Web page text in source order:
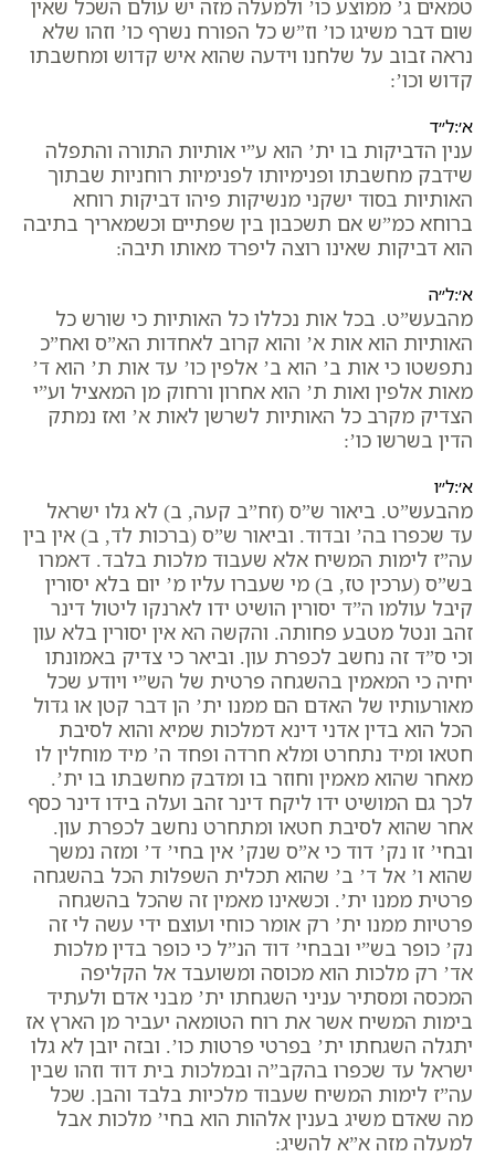
טמאים ג’ ממוצע כו’ ולמעלה מזה יש עולם השכל שאין
שום דבר משיגו כו’ וז”ש כל הפורח נשרף כו’ וזהו שלא
נראה זבוב על שלחנו וידעה שהוא איש קדוש ומחשבתו
קדוש וכו’:
א׳:ל״ד
ענין הדביקות בו ית’ הוא ע”י אותיות התורה והתפלה
שידבק מחשבתו ופנימיותו לפנימיות רוחניות שבתוך
האותיות בסוד ישקני מנשיקות פיהו דביקות רוחא
ברוחא כמ”ש אם תשכבון בין שפתיים וכשמאריך בתיבה
הוא דביקות שאינו רוצה ליפרד מאותו תיבה:
א׳:ל״ה
מהבעש”ט. בכל אות נכללו כל האותיות כי שורש כל
האותיות הוא אות א’ והוא קרוב לאחדות הא”ס ואח”כ
נתפשטו כי אות ב’ הוא ב’ אלפין כו’ עד אות ת’ הוא ד’
מאות אלפין ואות ת’ הוא אחרון ורחוק מן המאציל וע”י
הצדיק מקרב כל האותיות לשרשן לאות א’ ואז נמתק
הדין בשרשו כו’:
א׳:ל״ו
מהבעש”ט. ביאור ש”ס (זח”ב קעה, ב) לא גלו ישראל
עד שכפרו בה’ ובדוד. וביאור ש”ס (ברכות לד, ב) אין בין
עה”ז לימות המשיח אלא שעבוד מלכות בלבד. דאמרו
בש”ס (ערכין טז, ב) מי שעברו עליו מ’ יום בלא יסורין
קיבל עולמו ה”ד יסורין הושיט ידו לארנקו ליטול דינר
זהב ונטל מטבע פחותה. והקשה הא אין יסורין בלא עון
וכי ס”ד זה נחשב לכפרת עון. וביאר כי צדיק באמונתו
יחיה כי המאמין בהשגחה פרטית של הש”י ויודע שכל
מאורעותיו של האדם הם ממנו ית’ הן דבר קטן או גדול
הכל הוא בדין אדני דינא דמלכות שמיא והוא לסיבת
חטאו ומיד נתחרט ומלא חרדה ופחד ה’ מיד מוחלין לו
מאחר שהוא מאמין וחוזר בו ומדבק מחשבתו בו ית’.
לכך גם המושיט ידו ליקח דינר זהב ועלה בידו דינר כסף
אחר שהוא לסיבת חטאו ומתחרט נחשב לכפרת עון.
ובחי’ זו נק’ דוד כי א”ס שנק’ אין בחי’ ד’ ומזה נמשך
שהוא ו’ אל ד’ ב’ שהוא תכלית השפלות הכל בהשגחה
פרטית ממנו ית’. וכשאינו מאמין זה שהכל בהשגחה
פרטיות ממנו ית’ רק אומר כוחי ועוצם ידי עשה לי זה
נק’ כופר בש”י ובבחי’ דוד הנ”ל כי כופר בדין מלכות
אד’ רק מלכות הוא מכוסה ומשועבד אל הקליפה
המכסה ומסתיר עניני השגחתו ית’ מבני אדם ולעתיד
בימות המשיח אשר את רוח הטומאה יעביר מן הארץ אז
יתגלה השגחתו ית’ בפרטי פרטות כו’. ובזה יובן לא גלו
ישראל עד שכפרו בהקב”ה ובמלכות בית דוד וזהו שבין
עה”ז לימות המשיח שעבוד מלכיות בלבד והבן. שכל
מה שאדם משיג בענין אלהות הוא בחי’ מלכות אבל
למעלה מזה א”א להשיג: